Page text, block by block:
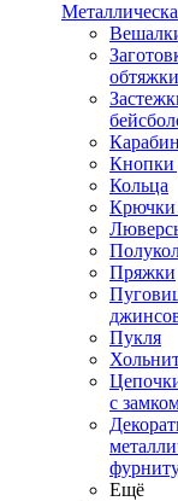
Кнопки
Кольца
Крючки
Пряжки
Пукля
с
Ещё